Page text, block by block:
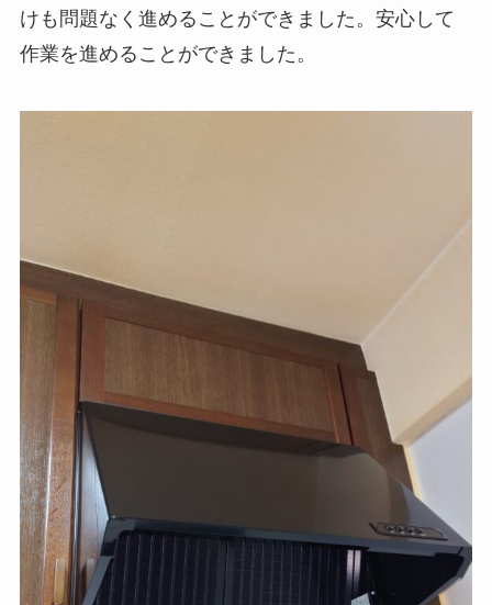
けも問題なく進めることができました。安心して
作業を進めることができました。